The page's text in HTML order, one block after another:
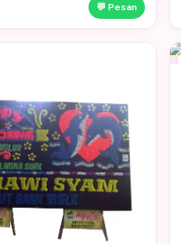
💬 Pesan